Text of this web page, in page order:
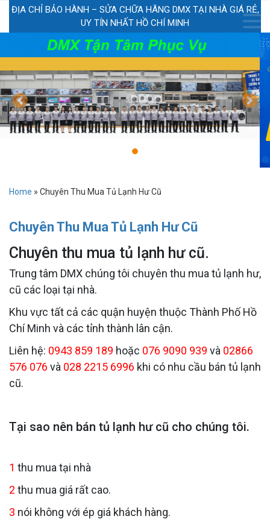
ĐỊA CHỈ BẢO HÀNH – SỬA CHỮA HÃNG DMX TẠI NHÀ GIÁ RẺ,
UY TÍN NHẤT HỒ CHÍ MINH
Previous Next
Home » Chuyên Thu Mua Tủ Lạnh Hư Cũ
Chuyên Thu Mua Tủ Lạnh Hư Cũ
Chuyên thu mua tủ lạnh hư cũ.
Trung tâm DMX chúng tôi chuyên thu mua tủ lạnh hư,
cũ các loại tại nhà.
Khu vực tất cả các quận huyện thuộc Thành Phố Hồ
Chí Minh và các tỉnh thành lân cận.
Liên hệ: 0943 859 189 hoặc 076 9090 939 và 02866
576 076 và 028 2215 6996 khi có nhu cầu bán tủ lạnh
cũ.
Tại sao nên bán tủ lạnh hư cũ cho chúng tôi.
1 thu mua tại nhà
2 thu mua giá rất cao.
3 nói không với ép giá khách hàng.